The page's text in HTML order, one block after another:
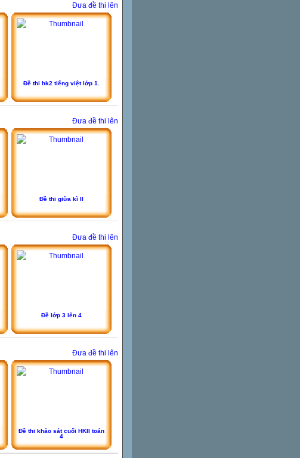
Đưa đề thi lên
Đề thi hk2 tiếng việt lớp 1.
Đưa đề thi lên
Đề thi giữa kì II
Đưa đề thi lên
Đề lớp 3 lên 4
Đưa đề thi lên
Đề thi khảo sát cuối HKII toán
4